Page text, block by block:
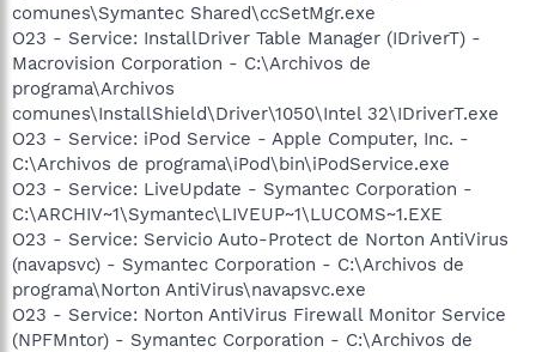
comunes\Symantec Shared\ccSetMgr.exe
O23 - Service: InstallDriver Table Manager (IDriverT) -
Macrovision Corporation - C:\Archivos de
programa\Archivos
comunes\InstallShield\Driver\1050\Intel 32\IDriverT.exe
O23 - Service: iPod Service - Apple Computer, Inc. -
C:\Archivos de programa\iPod\bin\iPodService.exe
O23 - Service: LiveUpdate - Symantec Corporation -
C:\ARCHIV~1\Symantec\LIVEUP~1\LUCOMS~1.EXE
O23 - Service: Servicio Auto-Protect de Norton AntiVirus
(navapsvc) - Symantec Corporation - C:\Archivos de
programa\Norton AntiVirus\navapsvc.exe
O23 - Service: Norton AntiVirus Firewall Monitor Service
(NPFMntor) - Symantec Corporation - C:\Archivos de